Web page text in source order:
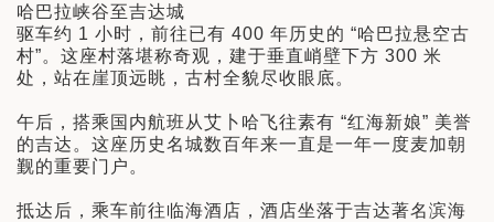
哈巴拉峡谷至吉达城
驱车约 1 小时，前往已有 400 年历史的 “哈巴拉悬空古
村”。这座村落堪称奇观，建于垂直峭壁下方 300 米
处，站在崖顶远眺，古村全貌尽收眼底。
午后，搭乘国内航班从艾卜哈飞往素有 “红海新娘” 美誉
的吉达。这座历史名城数百年来一直是一年一度麦加朝
觐的重要门户。
抵达后，乘车前往临海酒店，酒店坐落于吉达著名滨海